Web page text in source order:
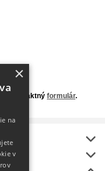
kontaktný formulár.
×
na
v